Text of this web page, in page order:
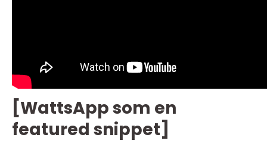
[WattsApp som en
featured snippet]